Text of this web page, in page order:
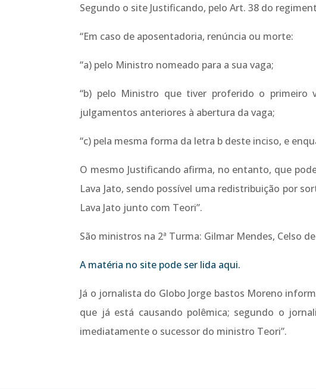
Segundo o site Justificando, pelo Art. 38 do
“Em caso de aposentadoria, renúncia ou morte:
“a) pelo Ministro nomeado para a sua vaga;
“b) pelo Ministro que tiver proferido o primeiro
julgamentos anteriores à abertura da vaga;
“c) pela mesma forma da letra b deste inciso, e
O mesmo Justificando afirma, no entanto, que
Lava Jato, sendo possível uma redistribuição por
Lava Jato junto com Teori”.
São ministros na 2ª Turma: Gilmar Mendes, Celso
A matéria no site pode ser lida aqui.
Já o jornalista do Globo Jorge bastos Moreno
que já está causando polêmica; segundo o
imediatamente o sucessor do ministro Teori”.